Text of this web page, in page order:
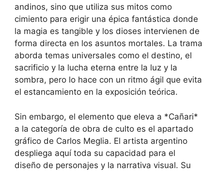
andinos, sino que utiliza sus mitos como
cimiento para erigir una épica fantástica donde
la magia es tangible y los dioses intervienen de
forma directa en los asuntos mortales. La trama
aborda temas universales como el destino, el
sacrificio y la lucha eterna entre la luz y la
sombra, pero lo hace con un ritmo ágil que evita
el estancamiento en la exposición teórica.
Sin embargo, el elemento que eleva a *Cañari*
a la categoría de obra de culto es el apartado
gráfico de Carlos Meglia. El artista argentino
despliega aquí toda su capacidad para el
diseño de personajes y la narrativa visual. Su